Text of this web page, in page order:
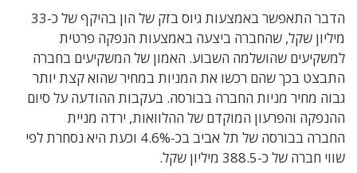
הדבר התאפשר באמצעות גיוס בזק של הון בהיקף של כ-33
מיליון שקל, שהחברה ביצעה באמצעות הנפקה פרטית
למשקיעים שהושלמה השבוע. האמון של המשקיעים בחברה
התבצט בכך שהם רכשו את המניות במחיר שהוא קצת יותר
גבוה מחיר מניות החברה בבורסה. בעקבות ההודעה על סיום
ההנפקה והפרעון המוקדם של ההלוואות, ירדה מניית
החברה בבורסה של תל אביב בכ-4.6% וכעת היא נסחרת לפי
שווי חברה של כ-388.5 מיליון שקל.